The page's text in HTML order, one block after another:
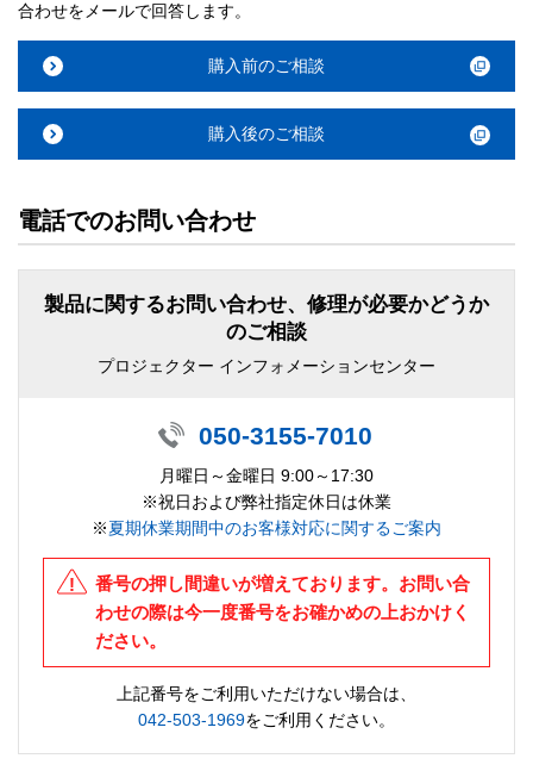
合わせをメールで回答します。
購入前のご相談
購入後のご相談
電話でのお問い合わせ
製品に関するお問い合わせ、修理が必要かどうか
のご相談
プロジェクター インフォメーションセンター
050-3155-7010
月曜日～金曜日 9:00～17:30
※祝日および弊社指定休日は休業
※夏期休業期間中のお客様対応に関するご案内
番号の押し間違いが増えております。お問い合
わせの際は今一度番号をお確かめの上おかけく
ださい。
上記番号をご利用いただけない場合は、
042-503-1969をご利用ください。